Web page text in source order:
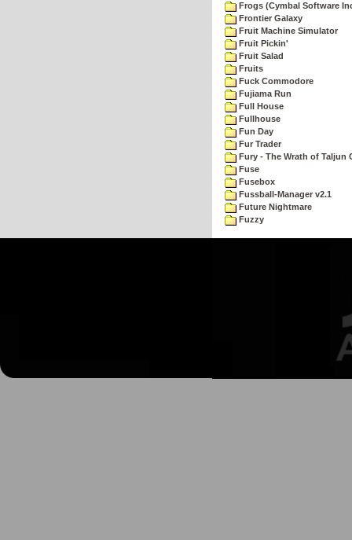
Frogs (Cymbal Software
Frontier Galaxy
Fruit Machine Simulator
Fruit Pickin'
Fruit Salad
Fruits
Fuck Commodore
Fujiama Run
Full House
Fullhouse
Fun Day
Fur Trader
Fury - The Wrath of Taljun
Fuse
Fusebox
Fussball-Manager v2.1
Future Nightmare
Fuzzy